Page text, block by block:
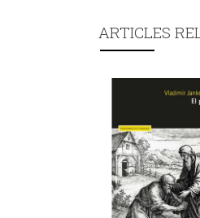
ARTICLES